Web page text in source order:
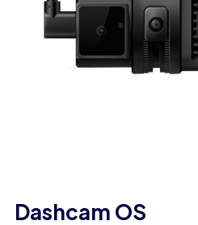
Dashcam OS